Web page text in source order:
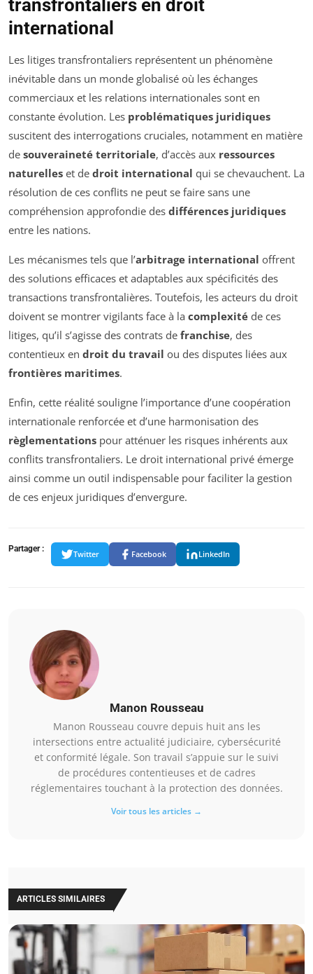
transfrontaliers en droit
international
Les litiges transfrontaliers représentent un phénomène
inévitable dans un monde globalisé où les échanges
commerciaux et les relations internationales sont en
constante évolution. Les problématiques juridiques
suscitent des interrogations cruciales, notamment en matière
de souveraineté territoriale, d’accès aux ressources
naturelles et de droit international qui se chevauchent. La
résolution de ces conflits ne peut se faire sans une
compréhension approfondie des différences juridiques
entre les nations.
Les mécanismes tels que l’arbitrage international offrent
des solutions efficaces et adaptables aux spécificités des
transactions transfrontalières. Toutefois, les acteurs du droit
doivent se montrer vigilants face à la complexité de ces
litiges, qu’il s’agisse des contrats de franchise, des
contentieux en droit du travail ou des disputes liées aux
frontières maritimes.
Enfin, cette réalité souligne l’importance d’une coopération
internationale renforcée et d’une harmonisation des
règlementations pour atténuer les risques inhérents aux
conflits transfrontaliers. Le droit international privé émerge
ainsi comme un outil indispensable pour faciliter la gestion
de ces enjeux juridiques d’envergure.
Partager :
Twitter Facebook LinkedIn
Manon Rousseau
Manon Rousseau couvre depuis huit ans les
intersections entre actualité judiciaire, cybersécurité
et conformité légale. Son travail s’appuie sur le suivi
de procédures contentieuses et de cadres
réglementaires touchant à la protection des données.
Voir tous les articles →
ARTICLES SIMILAIRES